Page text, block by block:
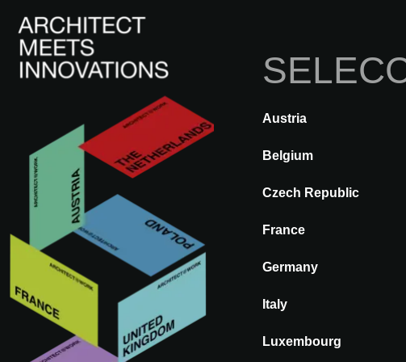
Austria
Belgium
Czech Republic
France
Germany
Italy
Luxembourg
A@WX
PROJECT WALL
Fecha de publicación: 10.01.2025